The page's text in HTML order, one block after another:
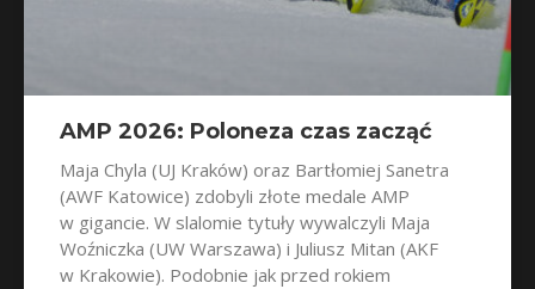
AMP 2026: Poloneza czas zacząć
Maja Chyla (UJ Kraków) oraz Bartłomiej Sanetra
(AWF Katowice) zdobyli złote medale AMP
w gigancie. W slalomie tytuły wywalczyli Maja
Woźniczka (UW Warszawa) i Juliusz Mitan (AKF
w Krakowie). Podobnie jak przed rokiem